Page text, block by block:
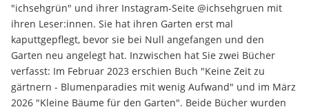
"ichsehgrün" und ihrer Instagram-Seite @ichsehgruen mit
ihren Leser:innen. Sie hat ihren Garten erst mal
kaputtgepflegt, bevor sie bei Null angefangen und den
Garten neu angelegt hat. Inzwischen hat Sie zwei Bücher
verfasst: Im Februar 2023 erschien Buch "Keine Zeit zu
gärtnern - Blumenparadies mit wenig Aufwand" und im März
2026 "Kleine Bäume für den Garten". Beide Bücher wurden